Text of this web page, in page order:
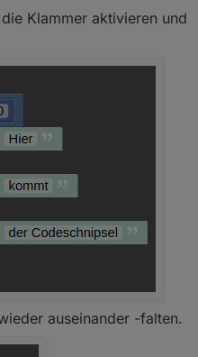
Klammer aktivieren und
auseinander -falten.